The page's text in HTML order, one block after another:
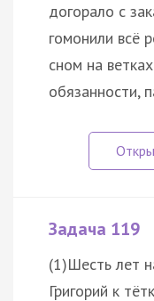
догорало с
гомонили всё
сном на
обязанности,
Задача 119
(1)Шесть лет
Григорий к